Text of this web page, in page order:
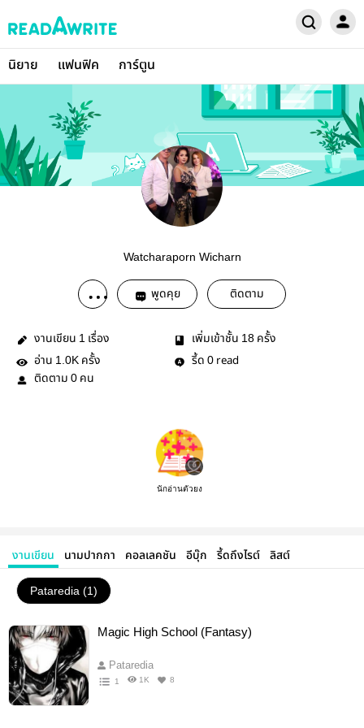
นิยาย แฟนฟิค การ์ตูน
Watcharaporn Wicharn
พูดคุย ติดตาม
งานเขียน 1 เรื่อง เพิ่มเข้าชั้น 18 ครั้ง
อ่าน 1.0K ครั้ง รี้ด 0 read
ติดตาม 0 คน
นักอ่านตัวยง
งานเขียน นามปากกา คอลเลคชัน อีบุ๊ก รี้ดถึงไรต์ ลิสต์
Pataredia (1)
Magic High School (Fantasy)
Pataredia
1 1K 8